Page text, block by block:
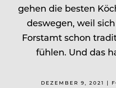
gehen die besten
deswegen, weil
Forstamt schon
fühlen. Und das
DEZEMBER 9, 2021 |